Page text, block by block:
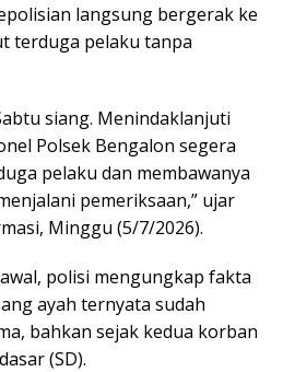
langsung bergerak ke
terduga pelaku tanpa
siang. Menindaklanjuti
Polsek Bengalon segera
pelaku dan membawanya
pemeriksaan,” ujar
Minggu (5/7/2026).
polisi mengungkap fakta
ayah ternyata sudah
bahkan sejak kedua korban
(SD).